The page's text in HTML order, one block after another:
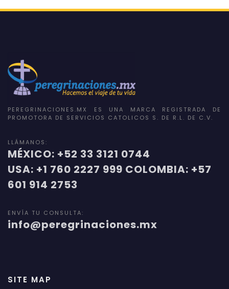
PEREGRINACIONES.MX ES UNA MARCA REGISTRADA DE
PROMOTORA DE SERVICIOS CATOLICOS S. DE R.L. DE C.V.
LLÁMANOS:
MÉXICO: +52 33 3121 0744
USA: +1 760 2227 999 COLOMBIA: +57
601 914 2753
ENVÍA TU CONSULTA:
info@peregrinaciones.mx
SITE MAP